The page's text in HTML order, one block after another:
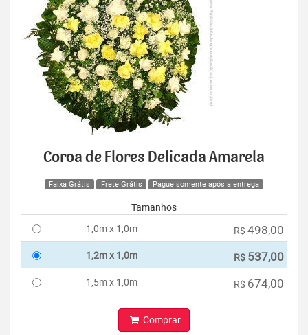
Coroa de Flores Delicada Amarela
Faixa Grátis Frete Grátis Pague somente após a entrega
Tamanhos
1,0m x 1,0m
R$ 498,00
1,2m x 1,0m R$ 537,00
1,5m x 1,0m R$ 674,00
Comprar